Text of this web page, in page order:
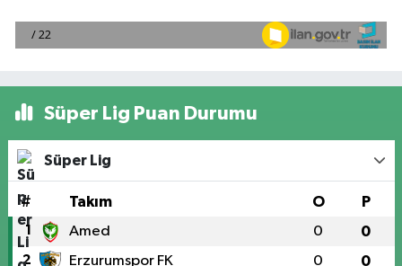
Süper Lig Puan Durumu
Süper Lig
# Takım O P
1 Amed 0 0
2 Erzurumspor FK 0 0